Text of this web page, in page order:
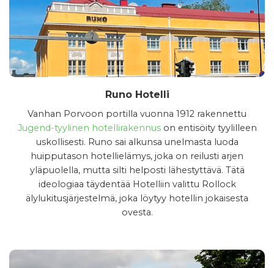
Runo Hotelli
Vanhan Porvoon portilla vuonna 1912 rakennettu
Jugend-tyylinen hotellirakennuson entisöity tyylilleen
uskollisesti. Runo sai alkunsa unelmasta luoda
huipputason hotellielämys, joka on reilusti arjen
yläpuolella, mutta silti helposti lähestyttävä. Tätä
ideologiaa täydentää Hotelliin valittu Rollock
älylukitusjärjestelmä, joka löytyy hotellin jokaisesta
ovesta.